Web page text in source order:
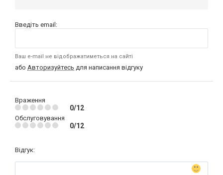
Введіть email:
Ваш e-mail не відображатиметься на сайті
або Авторизуйтесь для написання відгуку
Враження
0/12
Обслуговування
0/12
Відгук: